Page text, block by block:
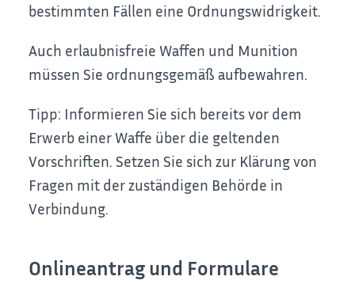
bestimmten Fällen eine Ordnungswidrigkeit.
Auch erlaubnisfreie Waffen und Munition
müssen Sie ordnungsgemäß aufbewahren.
Tipp: Informieren Sie sich bereits vor dem
Erwerb einer Waffe über die geltenden
Vorschriften. Setzen Sie sich zur Klärung von
Fragen mit der zuständigen Behörde in
Verbindung.
Onlineantrag und Formulare